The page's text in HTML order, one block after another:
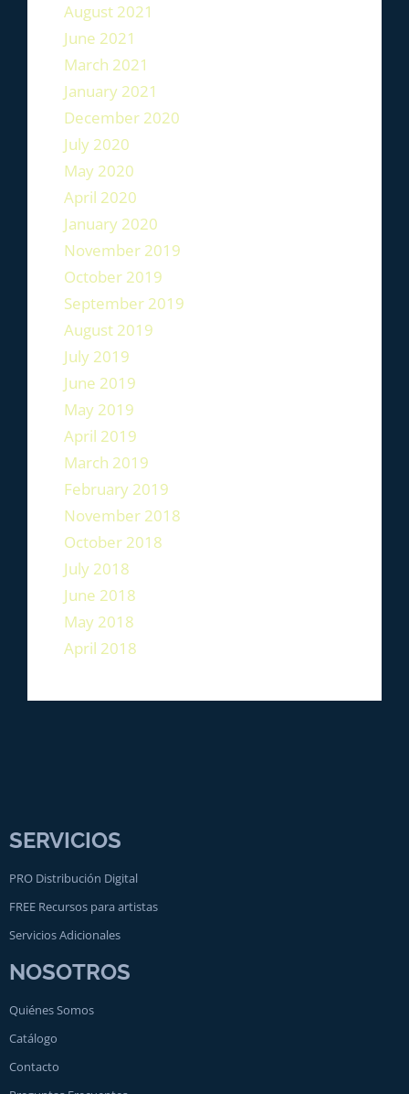
August 2021
June 2021
March 2021
January 2021
December 2020
July 2020
May 2020
April 2020
January 2020
November 2019
October 2019
September 2019
August 2019
July 2019
June 2019
May 2019
April 2019
March 2019
February 2019
November 2018
October 2018
July 2018
June 2018
May 2018
April 2018
SERVICIOS
PRO Distribución Digital
FREE Recursos para artistas
Servicios Adicionales
NOSOTROS
Quiénes Somos
Catálogo
Contacto